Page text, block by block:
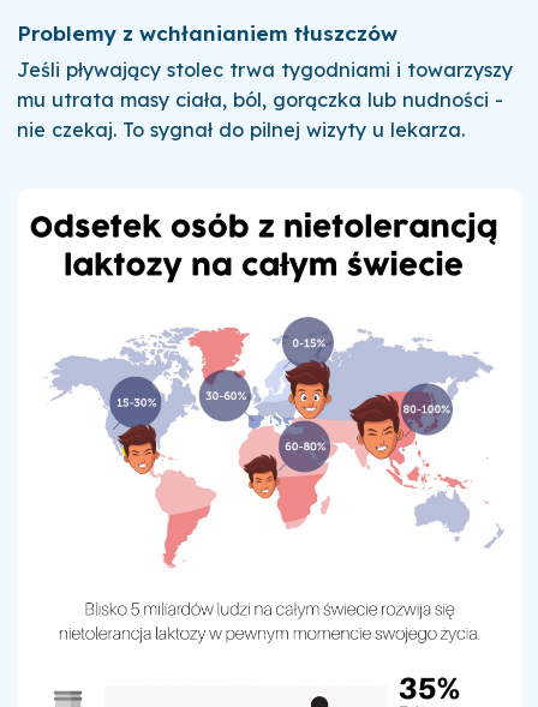
Problemy z wchłanianiem tłuszczów
Jeśli pływający stolec trwa tygodniami i towarzyszy
mu utrata masy ciała, ból, gorączka lub nudności -
nie czekaj. To sygnał do pilnej wizyty u lekarza.